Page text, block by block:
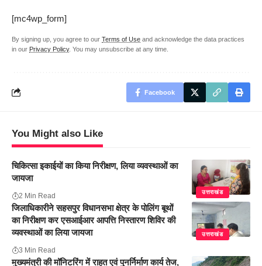
[mc4wp_form]
By signing up, you agree to our Terms of Use and acknowledge the data practices
in our Privacy Policy. You may unsubscribe at any time.
Facebook
You Might also Like
उत्तराखंड
चिकित्सा इकाईयों का किया निरीक्षण, लिया व्यवस्थाओं का
जायजा
2 Min Read
उत्तराखंड
जिलाधिकारीने सहसपुर विधानसभा क्षेत्र के पोलिंग बूथों
का निरीक्षण कर एसआईआर आपत्ति निस्तारण शिविर की
व्यवस्थाओं का लिया जायजा
3 Min Read
मुख्यमंत्री की मॉनिटरिंग में राहत एवं पुनर्निर्माण कार्य तेज,